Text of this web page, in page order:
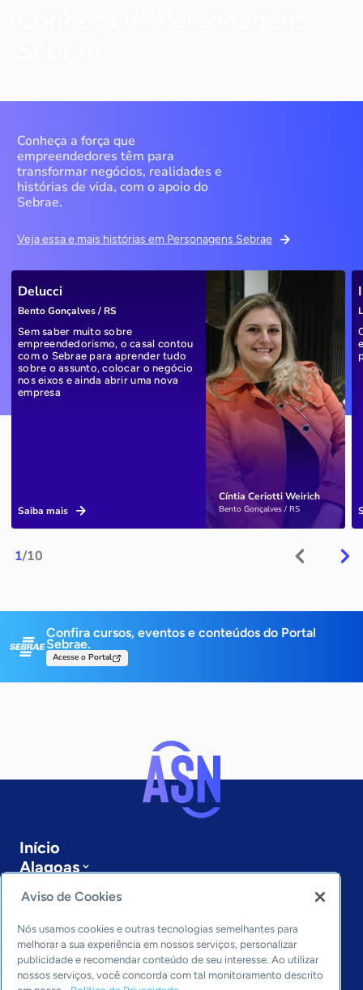
Conheça a força que
empreendedores têm para
transformar negócios, realidades e
histórias de vida, com o apoio do
Sebrae.
Veja essa e mais histórias em Personagens Sebrae
1/10
Cíntia Ceriotti Weirich
Bento Gonçalves / RS
Delucci
Bento Gonçalves / RS
Sem saber muito sobre
empreendedorismo, o casal contou
com o Sebrae para aprender tudo
sobre o assunto, colocar o negócio
nos eixos e ainda abrir uma nova
empresa
Saiba mais
Confira cursos, eventos e conteúdos do Portal
Sebrae.
Acesse o Portal
Início
Alagoas
Sobre a ASN
Últimas notícias
Entre em contato
Editorias
Economia & Política
Aviso de Cookies
Nós usamos cookies e outras tecnologias semelhantes para
melhorar a sua experiência em nossos serviços, personalizar
publicidade e recomendar conteúdo de seu interesse. Ao utilizar
nossos serviços, você concorda com tal monitoramento descrito